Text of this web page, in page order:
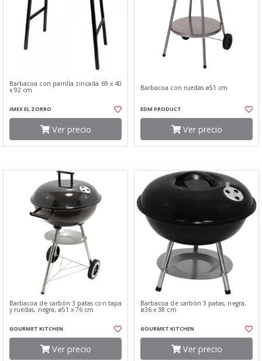
Barbacoa con parrilla zincada 69 x 40
x 92 cm
IMEX EL ZORRO
Ver precio
Barbacoa con ruedas ø51 cm
EDM PRODUCT
Ver precio
Barbacoa de carbón 3 patas con tapa
y ruedas, negra, ø51 x 76 cm
GOURMET KITCHEN
Ver precio
Barbacoa de carbón 3 patas, negra,
ø36 x 38 cm
GOURMET KITCHEN
Ver precio